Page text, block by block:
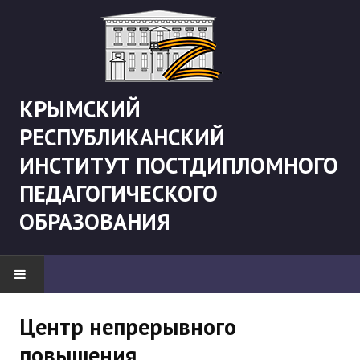
КРЫМСКИЙ
РЕСПУБЛИКАНСКИЙ
ИНСТИТУТ ПОСТДИПЛОМНОГО
ПЕДАГОГИЧЕСКОГО
ОБРАЗОВАНИЯ
"Боевая" русистика
Центр непрерывного